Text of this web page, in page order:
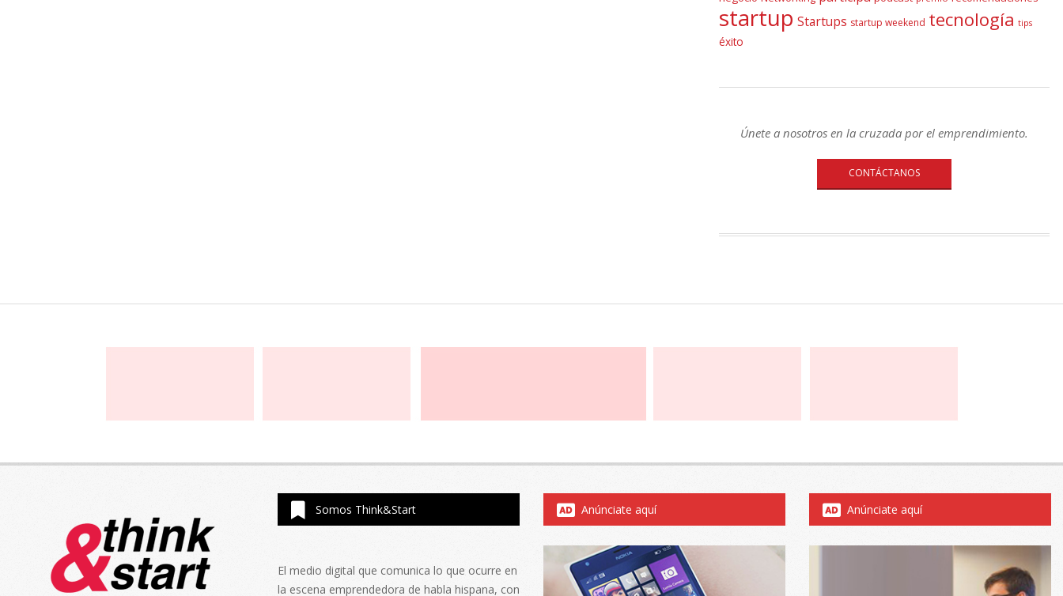
startup Startups startup weekend tecnología tips
éxito
Únete a nosotros en la cruzada por el emprendimiento.
CONTÁCTANOS
Somos Think&Start
El medio digital que comunica lo que ocurre en
la escena emprendedora de habla hispana, con
Anúnciate aquí Anúnciate aquí